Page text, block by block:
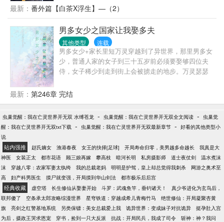
喜欢的男人利用，抛弃，伤心欲绝，年纪轻轻便结束
了自己的生命。谢红尘……男人有什么用，男人只会
影响他飞升的速度！直到转身看到一个惊为天人的男
人，啪啪打脸，话说这个仙也不是非修不可……颜控
谢红尘激动的泪水从嘴角滑下来:叔叔，算命吗？不准
不要钱。身份神秘尊贵，面若谪仙，只剩一年寿命的
陆九朝:嗯。谢红尘掐指一算:你五行缺我，有了我，长
命百岁只是打底，长生不老我也可以……后来，陆九
阳的谢红尘，真的好想把他藏起来……红尘，你招惹
了我，死生都是我的……世人都道，陆九爷身在红
尘，心在佛门，却不知，他为一人，而入红尘。九爷
信佛，男女皆是忌讳，唯“谢红尘”除外……
最新： 番外篇【白茶X浮生】—（2）
男多女少之国家让我娶多夫
其他类型 连载
男多女少+家长里短万灵穿越到了异世界，那里男多女
少，普通人家的女子到三十五岁前必须要娶够四位夫
侍，女子稀少到走到街上会被掳走的地步。万灵瑟瑟
女帝上位了，社会风气也变好了。于是，万灵和自家
爹包袱款款去投奔了与她有婚约的吕家。她想得美，
夫的命运，但是flag就是用来打破的，来凤城机会是
多，优秀男子也多！万灵滚了一圈惹了一身情债，为
认了就想抓住
最新： 第246章 完结
虫巢觉醒：我在亡灵世界开无双 水缚苍龙 - 虫巢觉醒：我在亡灵世界开无双全文阅读 -
虫巢觉
醒：我在亡灵世界开无双txt下载 - 虫巢觉醒：我在亡灵世界开无双最新章节 - 好看的其他类型小
说
站内强推 赵氏嫡女 渔港春夜 女王的抉择[足球] 开局寿命归零，美男越多命越长
我真是大
神医
女装正太 都市花语 顾三娘再嫁 攀高枝 暗河长明 私房摄影师 道士夜仗剑
温水煮沫
沫
穿越八零：农家军妻太纨绔 我的总裁老妈 明明是护驾，皇上却总觉得我刺杀
网游之奥术至
高
妇产科男医生 摸尸就变强，开局摸到华山剑法 都市极乐后后宫
经典收藏 虚空塔 长生修仙从娶妻开始 斗罗：武魂鱼竿，垂钓诸天！
真少爷进化为玄鸟后，
联邦傻了
空条承太郎攻略综漫世界 星穹铁道：穿越成希儿青梅竹马
绝世修仙：开局凝聚杏黄
旗
亮剑之红警基地系统 另类保镖：美女总裁爱上我 诡异世界：变成妹子对抗诡异
挺孕肚入宫
为后，摄政王哭求恩宠
穿书，捡到一只大反派 抗战：开局民兵，我成了司令
斩神：神？我问